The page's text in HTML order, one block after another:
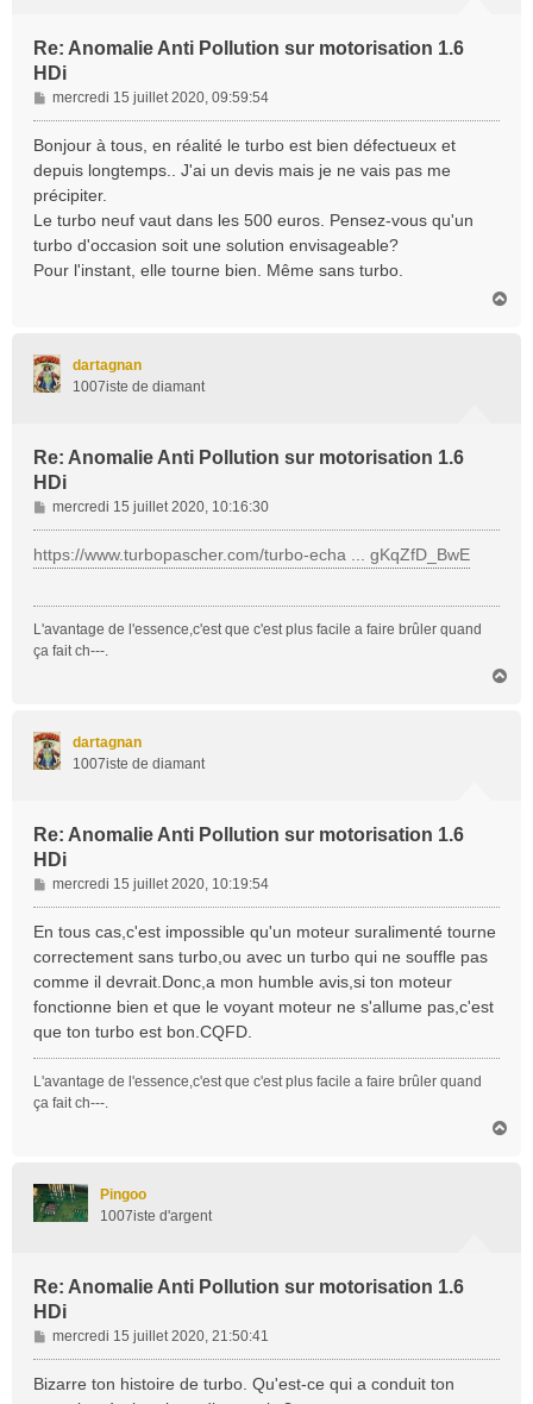
Re: Anomalie Anti Pollution sur motorisation 1.6
HDi
M
e
s
a
g
e
mercredi 15 juillet 2020, 09:59:54
Bonjour à tous, en réalité le turbo est bien défectueux et
depuis longtemps.. J'ai un devis mais je ne vais pas me
précipiter.
Le turbo neuf vaut dans les 500 euros. Pensez-vous qu'un
turbo d'occasion soit une solution envisageable?
Pour l'instant, elle tourne bien. Même sans turbo.
dartagnan
1007iste de diamant
Re: Anomalie Anti Pollution sur motorisation 1.6
HDi
M
e
s
s
e
mercredi 15 juillet 2020, 10:16:30
https://www.turbopascher.com/turbo-echa ... gKqZfD_BwE
L'avantage de l'essence,c'est que c'est plus facile a faire brûler quand
ça fait ch---.
dartagnan
1007iste de diamant
Re: Anomalie Anti Pollution sur motorisation 1.6
HDi
M
e
s
g
e
mercredi 15 juillet 2020, 10:19:54
En tous cas,c'est impossible qu'un moteur suralimenté tourne
correctement sans turbo,ou avec un turbo qui ne souffle pas
comme il devrait.Donc,a mon humble avis,si ton moteur
fonctionne bien et que le voyant moteur ne s'allume pas,c'est
que ton turbo est bon.CQFD.
L'avantage de l'essence,c'est que c'est plus facile a faire brûler quand
ça fait ch---.
Pingoo
1007iste d'argent
Re: Anomalie Anti Pollution sur motorisation 1.6
HDi
M
e
s
mercredi 15 juillet 2020, 21:50:41
Bizarre ton histoire de turbo. Qu'est-ce qui a conduit ton